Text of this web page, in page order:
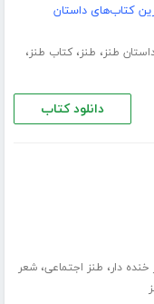
کتاب‌های داستان
طنز، طنز،کتاب طنز،
دانلود کتاب
خنده دار، طنز اجتماعی،شعر